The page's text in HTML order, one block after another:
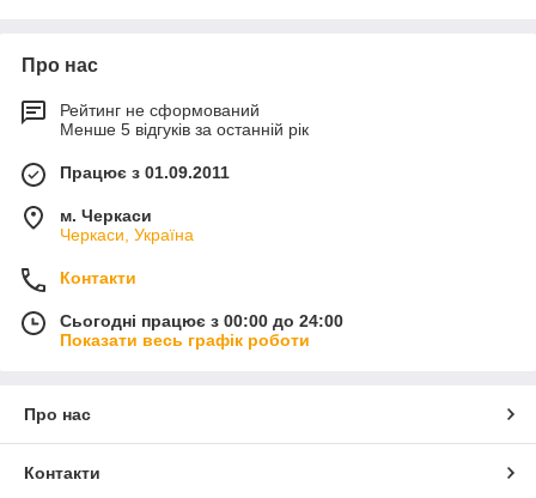
Про нас
Рейтинг не сформований
Менше 5 відгуків за останній рік
Працює з 01.09.2011
м. Черкаси
Черкаси, Україна
Контакти
Сьогодні працює з 00:00 до 24:00
Показати весь графік роботи
Про нас
Контакти